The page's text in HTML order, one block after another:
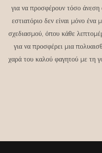
για να προσφέρουν τόσο
εστιατόριο δεν είναι μόνο ένα
σχεδιασμού, όπου κάθε
για να προσφέρει μια
χαρά του καλού φαγητού με τη